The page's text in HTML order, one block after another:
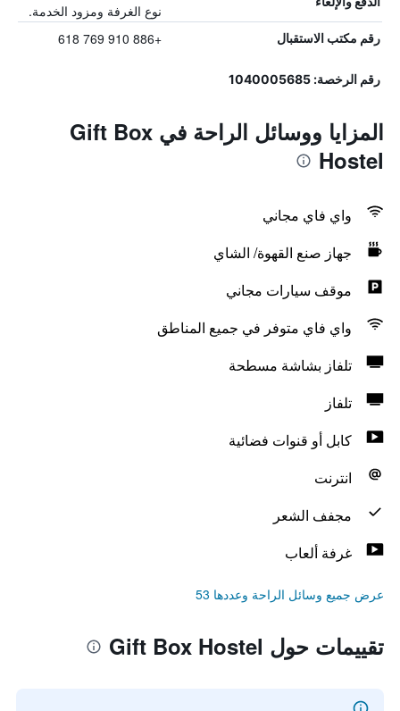
نوع الغرفة ومزود الخدمة.
رقم مكتب الاستقبال +886 910 769 618
رقم الرخصة: 1040005685
المزايا ووسائل الراحة في Gift Box
Hostel
واي فاي مجاني
جهاز صنع القهوة/ الشاي
موقف سيارات مجاني
واي فاي متوفر في جميع المناطق
تلفاز بشاشة مسطحة
تلفاز
كابل أو قنوات فضائية
انترنت
مجفف الشعر
غرفة ألعاب
عرض جميع وسائل الراحة وعددها 53
تقييمات حول Gift Box Hostel